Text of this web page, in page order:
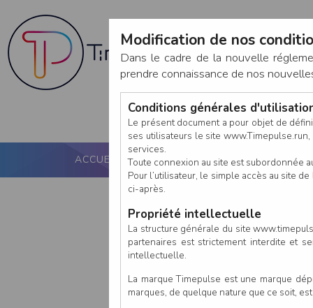
ACCUEIL PUCE ACTIVE NOS SERVICES
Modification de nos
Dans le cadre de la nouvelle
prendre connaissance de nos
Conditions générales
Le présent document a pour objet de
ses utilisateurs le site
services.
Toute connexion au site est subordonnée
Pour l’utilisateur, le simple accès au site
ci-après.
Propriété intellectuelle
La structure générale du site
partenaires est strictement interdite et
intellectuelle.
La marque Timepulse est une marque
marques, de quelque nature que ce soit,